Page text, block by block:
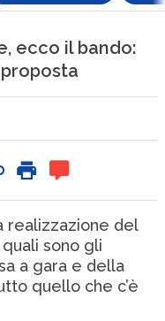
ecco il bando:
realizzazione del
sono gli
a gara e della
quello che c’è